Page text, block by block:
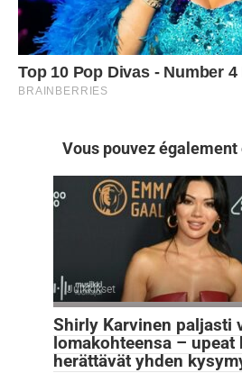
Vous pouvez
Julkkikset
Shirly Karvinen paljasti
lomakohteensa –
herättävät yhden